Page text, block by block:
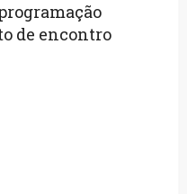
de encontro